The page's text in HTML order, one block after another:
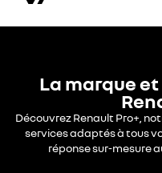
La marque
Découvrez Renault Pro+,
services adaptés à tous
réponse sur-mesure